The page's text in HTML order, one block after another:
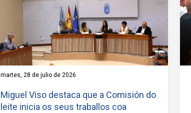
martes, 28 de julio de 2026
Miguel Viso destaca que a Comisión do
leite inicia os seus traballos coa